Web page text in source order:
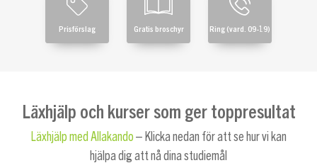
Prisförslag Gratis broschyr Ring (vard. 09-19)
Läxhjälp och kurser som ger toppresultat
Läxhjälp med Allakando – Klicka nedan för att se hur vi kan
hjälpa dig att nå dina studiemål